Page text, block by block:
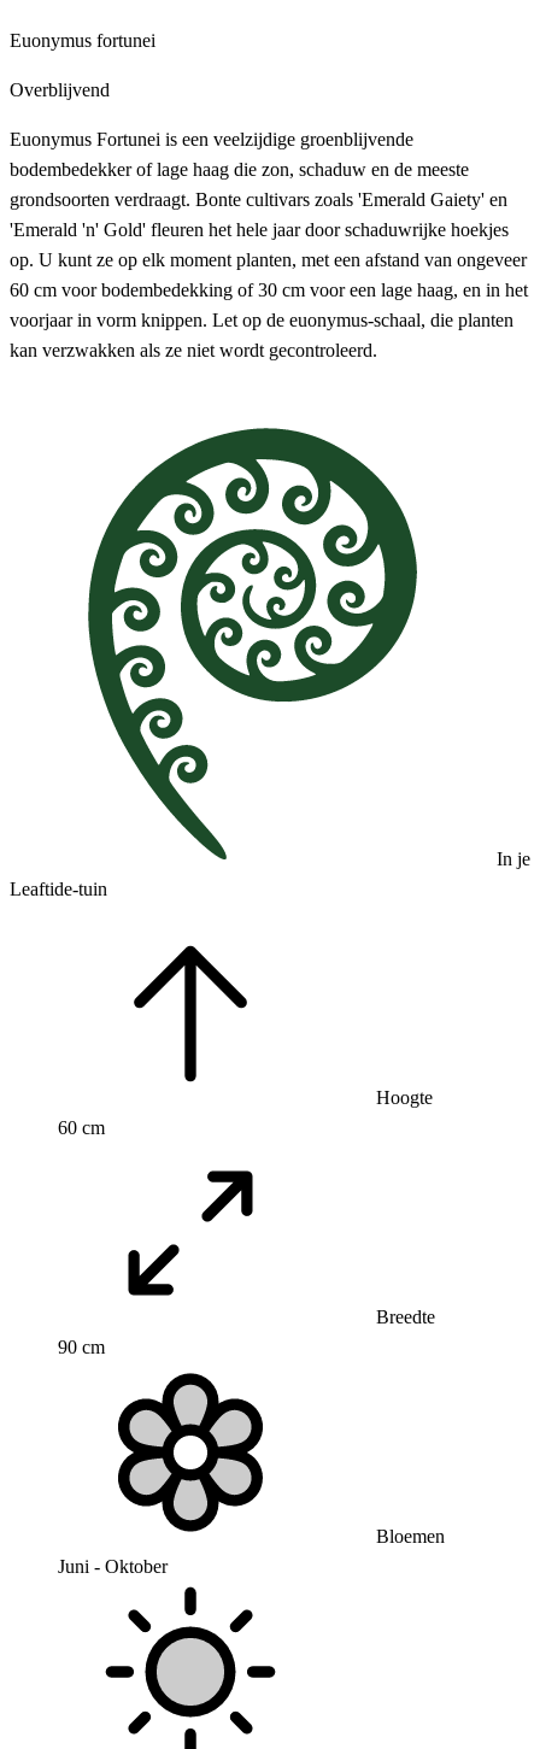
Euonymus fortunei
Overblijvend
Euonymus Fortunei is een veelzijdige groenblijvende
bodembedekker of lage haag die zon, schaduw en de meeste
grondsoorten verdraagt. Bonte cultivars zoals 'Emerald Gaiety' en
'Emerald 'n' Gold' fleuren het hele jaar door schaduwrijke hoekjes
op. U kunt ze op elk moment planten, met een afstand van ongeveer
60 cm voor bodembedekking of 30 cm voor een lage haag, en in het
voorjaar in vorm knippen. Let op de euonymus-schaal, die planten
kan verzwakken als ze niet wordt gecontroleerd.
In je
Leaftide-tuin
Hoogte
60 cm
Breedte
90 cm
Bloemen
Juni - Oktober